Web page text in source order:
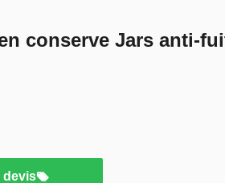
conserve Jars anti-
devis